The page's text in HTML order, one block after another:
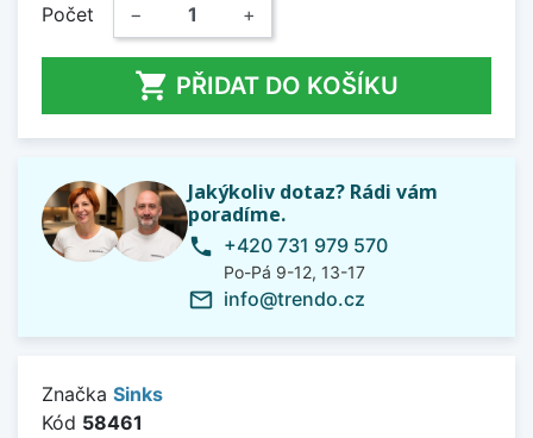
Počet − +
 PŘIDAT DO KOŠÍKU
Jakýkoliv dotaz? Rádi vám
poradíme.
phone +420 731 979 570
Po-Pá 9-12, 13-17
mail_outline info@trendo.cz
Značka Sinks
Kód 58461